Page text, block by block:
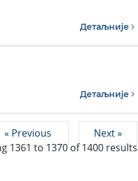
Детаљније
Детаљније
« Previous
Next »
1361to1370of1400results